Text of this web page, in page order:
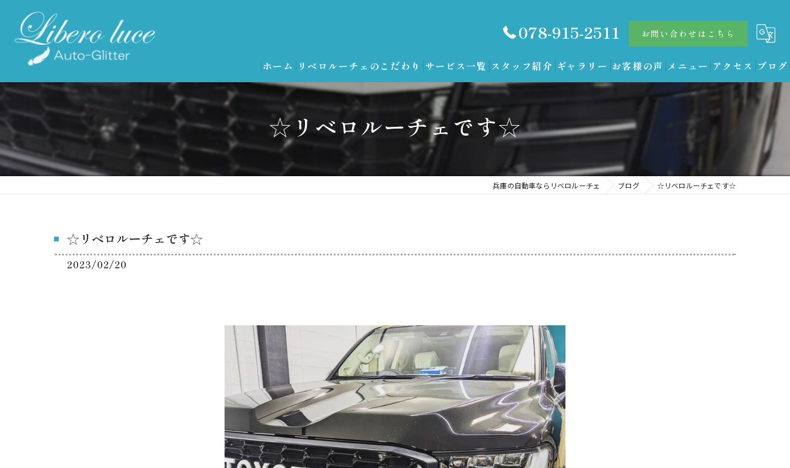
078-915-2511 お問い合わせはこちら
ホーム リベロルーチェのこだわり サービス一覧 スタッフ紹介 ギャラリー お客様の声 メニュー アクセス ブログ
☆リベロルーチェです☆
兵庫の自動車ならリベロルーチェ ブログ ☆リベロルーチェです☆
☆リベロルーチェです☆
2023/02/20